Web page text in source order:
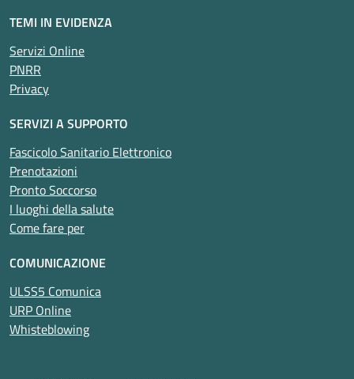
TEMI IN EVIDENZA
Servizi Online
PNRR
Privacy
SERVIZI A SUPPORTO
Fascicolo Sanitario Elettronico
Prenotazioni
Pronto Soccorso
I luoghi della salute
Come fare per
COMUNICAZIONE
ULSS5 Comunica
URP Online
Whisteblowing